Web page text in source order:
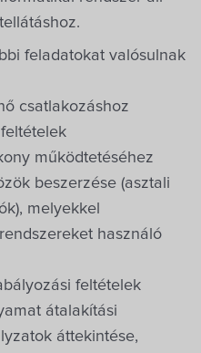
feladatokat valósulnak
csatlakozáshoz
működtetéséhez
beszerzése (asztali
melyekkel
használó
feltételek
átalakítási
áttekintése,